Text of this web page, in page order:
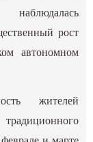
рост
автономном
жителей